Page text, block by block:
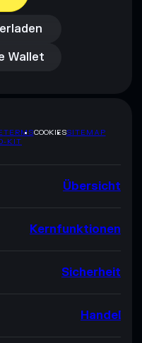
Wallet
Wallet
TERMSCOOKIESSITEMAP
KIT
Übersicht
Kernfunktionen
Sicherheit
Handel